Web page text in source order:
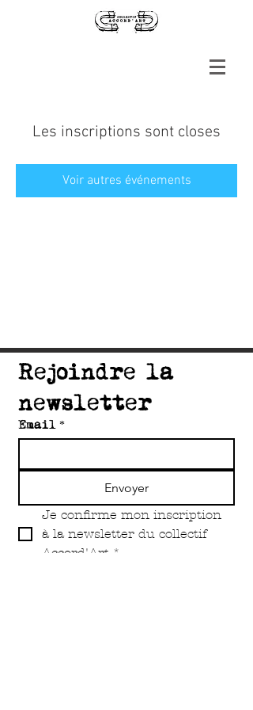
Les inscriptions sont closes
Voir autres événements
Rejoindre la
newsletter
Email *
Envoyer
Je confirme mon inscription
à la newsletter du collectif
Accord'Art *